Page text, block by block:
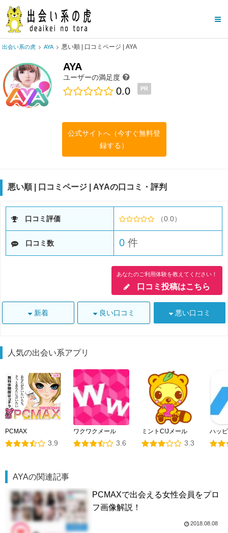
出会い系の虎 AYA 悪い順 | 口コミページ | AYA
AYA
ユーザーの満足度
0.0 PR
公式サイトへ（今すぐ無料登
録する）
悪い順 | 口コミページ | AYAの口コミ・評判
口コミ評価 （0.0）
口コミ数 0 件
あなたのご利用体験を教えてください！
口コミ投稿はこちら
新着 良い口コミ 悪い口コミ
人気の出会い系アプリ
PCMAX
3.9
ワクワクメール
3.6
ミントC!Jメール
3.3
ハッ
AYAの関連記事
PCMAXで出会える女性会員をプロ
フ画像解説！
2018.08.08